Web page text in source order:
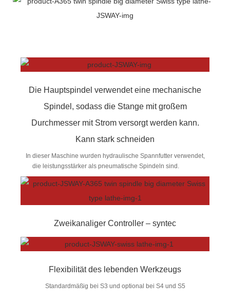
Die Hauptspindel verwendet eine mechanische
Spindel, sodass die Stange mit großem
Durchmesser mit Strom versorgt werden kann.
Kann stark schneiden
In dieser Maschine wurden hydraulische Spannfutter verwendet,
die leistungsstärker als pneumatische Spindeln sind.
Zweikanaliger Controller – syntec
Flexibilität des lebenden Werkzeugs
Standardmäßig bei S3 und optional bei S4 und S5